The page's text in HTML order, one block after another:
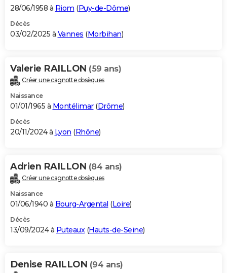
28/06/1958 à Riom (Puy-de-Dôme)
Décès
03/02/2025 à Vannes (Morbihan)
Valerie RAILLON (59 ans)
Créer une cagnotte obsèques
Naissance
01/01/1965 à Montélimar(Drôme)
Décès
20/11/2024 à Lyon (Rhône)
Adrien RAILLON (84 ans)
Créer une cagnotte obsèques
Naissance
01/06/1940 à Bourg-Argental (Loire)
Décès
13/09/2024 à Puteaux(Hauts-de-Seine)
Denise RAILLON (94 ans)